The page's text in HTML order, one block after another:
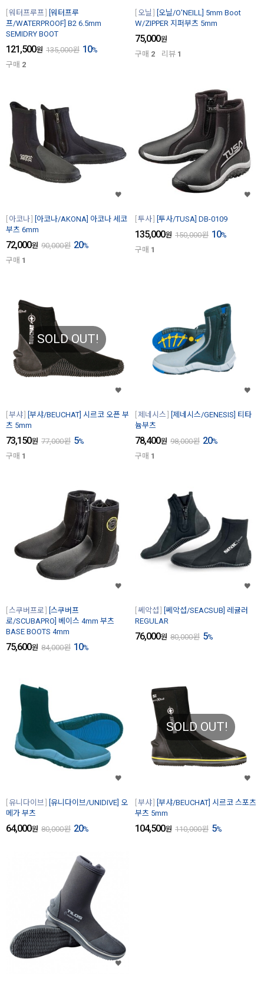
워터프루프
[워터프루
프/WATERPROOF] B2 6.5mm
SEMIDRY BOOT
121,500원 135,000원 10%
구매 2
오닐
[오닐/O'NEILL] 5mm Boot
W/ZIPPER 지퍼부츠 5mm
75,000원
구매 2 리뷰 1
아코나
[아코나/AKONA] 아코나 세코
부츠 6mm
72,000원 90,000원 20%
구매 1
투사 [투사/TUSA] DB-0109
135,000원 150,000원 10%
구매 1
SOLD OUT!
부샤
[부샤/BEUCHAT] 시르코 오픈 부
츠 5mm
73,150원 77,000원 5%
구매 1
제네시스
[제네시스/GENESIS] 티타
늄부츠
78,400원 98,000원 20%
구매 1
스쿠버프로
[스쿠버프
로/SCUBAPRO] 베이스 4mm 부츠
BASE BOOTS 4mm
75,600원 84,000원 10%
쎄악섭
[쎄악섭/SEACSUB] 레귤러
REGULAR
76,000원 80,000원 5%
유니다이브
[유니다이브/UNIDIVE] 오
메가 부츠
64,000원 80,000원 20%
SOLD OUT!
부샤
[부샤/BEUCHAT] 시르코 스포츠
부츠 5mm
104,500원 110,000원 5%